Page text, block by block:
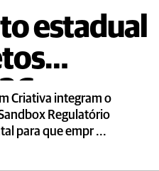
estadual
Criativa integram o
Regulatório
para que empr ...